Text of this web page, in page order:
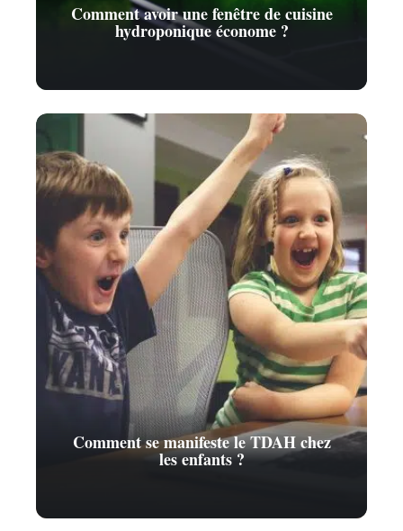
Comment avoir une fenêtre de cuisine
hydroponique économe ?
Comment se manifeste le TDAH chez
les enfants ?